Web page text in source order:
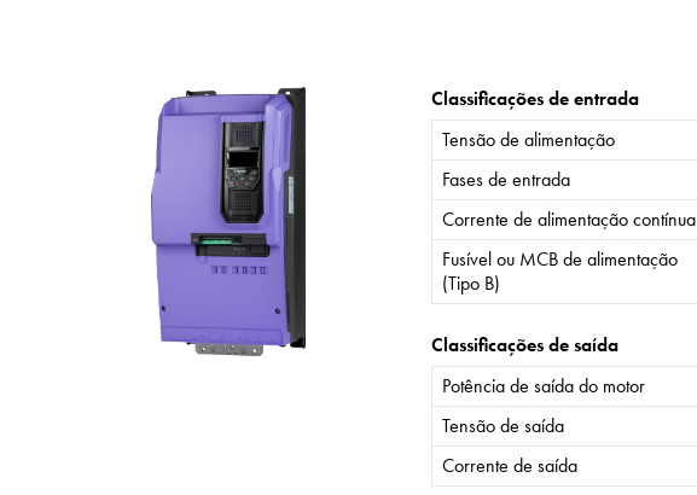
Classificações de entrada
Tensão de alimentação
Fases de entrada
Corrente de alimentação contínua
Fusível ou MCB de alimentação
(Tipo B)
Classificações de saída
Potência de saída do motor
Tensão de saída
Corrente de saída